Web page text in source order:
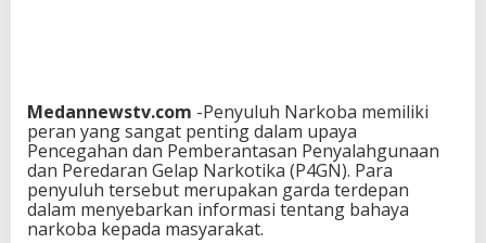
Medannewstv.com -Penyuluh Narkoba memiliki
peran yang sangat penting dalam upaya
Pencegahan dan Pemberantasan Penyalahgunaan
dan Peredaran Gelap Narkotika (P4GN). Para
penyuluh tersebut merupakan garda terdepan
dalam menyebarkan informasi tentang bahaya
narkoba kepada masyarakat.